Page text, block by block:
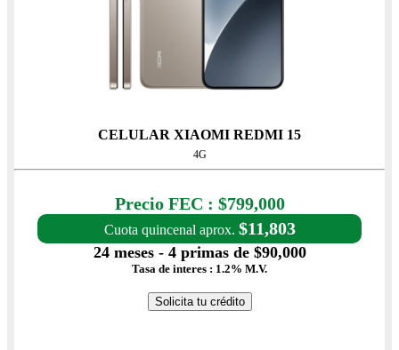
CELULAR XIAOMI REDMI 15
4G
Precio FEC : $799,000
Cuota quincenal aprox. $11,803
24 meses - 4 primas de $90,000
Tasa de interes : 1.2% M.V.
Solicita tu crédito